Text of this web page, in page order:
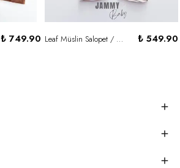
₺ 749.90 Leaf Müslin Salopet / Body Set-MAVİ ₺ 549.90